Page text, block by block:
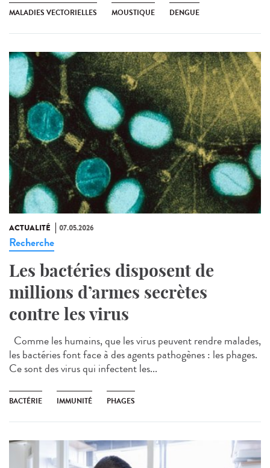
MALADIES VECTORIELLES MOUSTIQUE DENGUE
ACTUALITÉ 07.05.2026
Recherche
Les bactéries disposent de
millions d’armes secrètes
contre les virus
Comme les humains, que les virus peuvent rendre malades,
les bactéries font face à des agents pathogènes : les phages.
Ce sont des virus qui infectent les...
BACTÉRIE IMMUNITÉ PHAGES